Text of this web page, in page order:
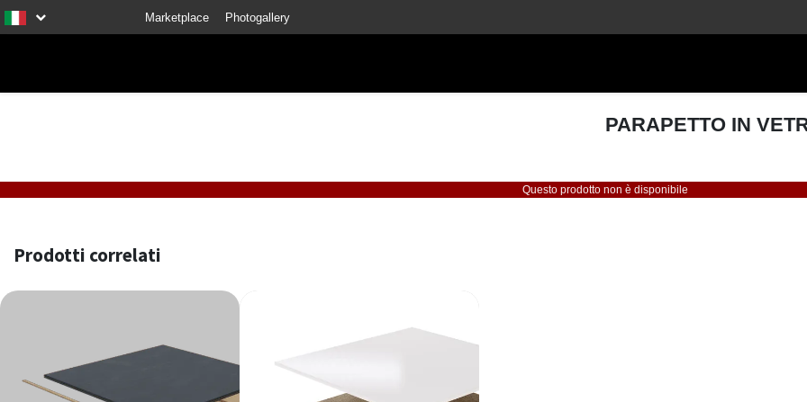
Marketplace Photogallery
PARAPETTO IN
Questo prodotto non è disponibile
Prodotti correlati